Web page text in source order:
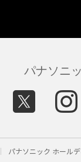
パナソニ
パナソニック ホール